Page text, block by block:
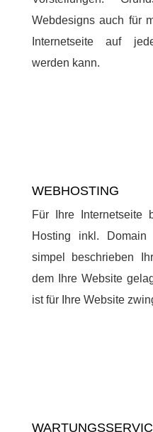
Webdesigns auch für
Internetseite auf
werden kann.
WEBHOSTING
Für Ihre Internetseite
Hosting inkl.
simpel beschrieben
dem Ihre Website
ist für Ihre Website